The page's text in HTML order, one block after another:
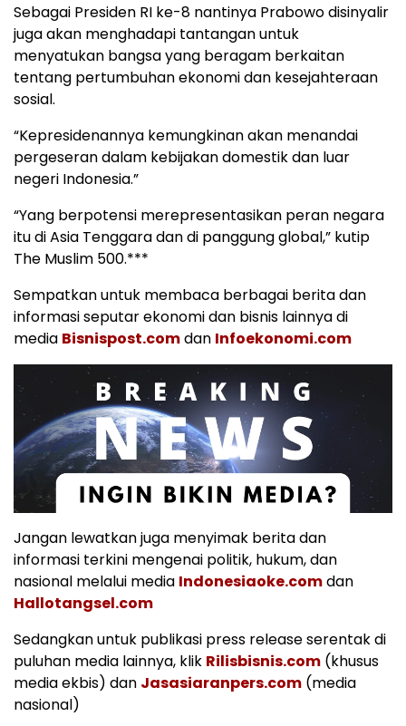
Sebagai Presiden RI ke-8 nantinya Prabowo disinyalir
juga akan menghadapi tantangan untuk
menyatukan bangsa yang beragam berkaitan
tentang pertumbuhan ekonomi dan kesejahteraan
sosial.
“Kepresidenannya kemungkinan akan menandai
pergeseran dalam kebijakan domestik dan luar
negeri Indonesia.”
“Yang berpotensi merepresentasikan peran negara
itu di Asia Tenggara dan di panggung global,” kutip
The Muslim 500.***
Sempatkan untuk membaca berbagai berita dan
informasi seputar ekonomi dan bisnis lainnya di
media Bisnispost.comdan Infoekonomi.com
Jangan lewatkan juga menyimak berita dan
informasi terkini mengenai politik, hukum, dan
nasional melalui media Indonesiaoke.comdan
Hallotangsel.com
Sedangkan untuk publikasi press release serentak di
puluhan media lainnya, klik Rilisbisnis.com (khusus
media ekbis) dan Jasasiaranpers.com (media
nasional)